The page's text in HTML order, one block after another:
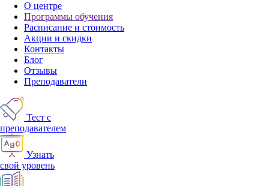
О центре
Программы обучения
Расписание и стоимость
Акции и скидки
Контакты
Блог
Отзывы
Преподаватели
Тест с
преподавателем
Узнать
свой уровень